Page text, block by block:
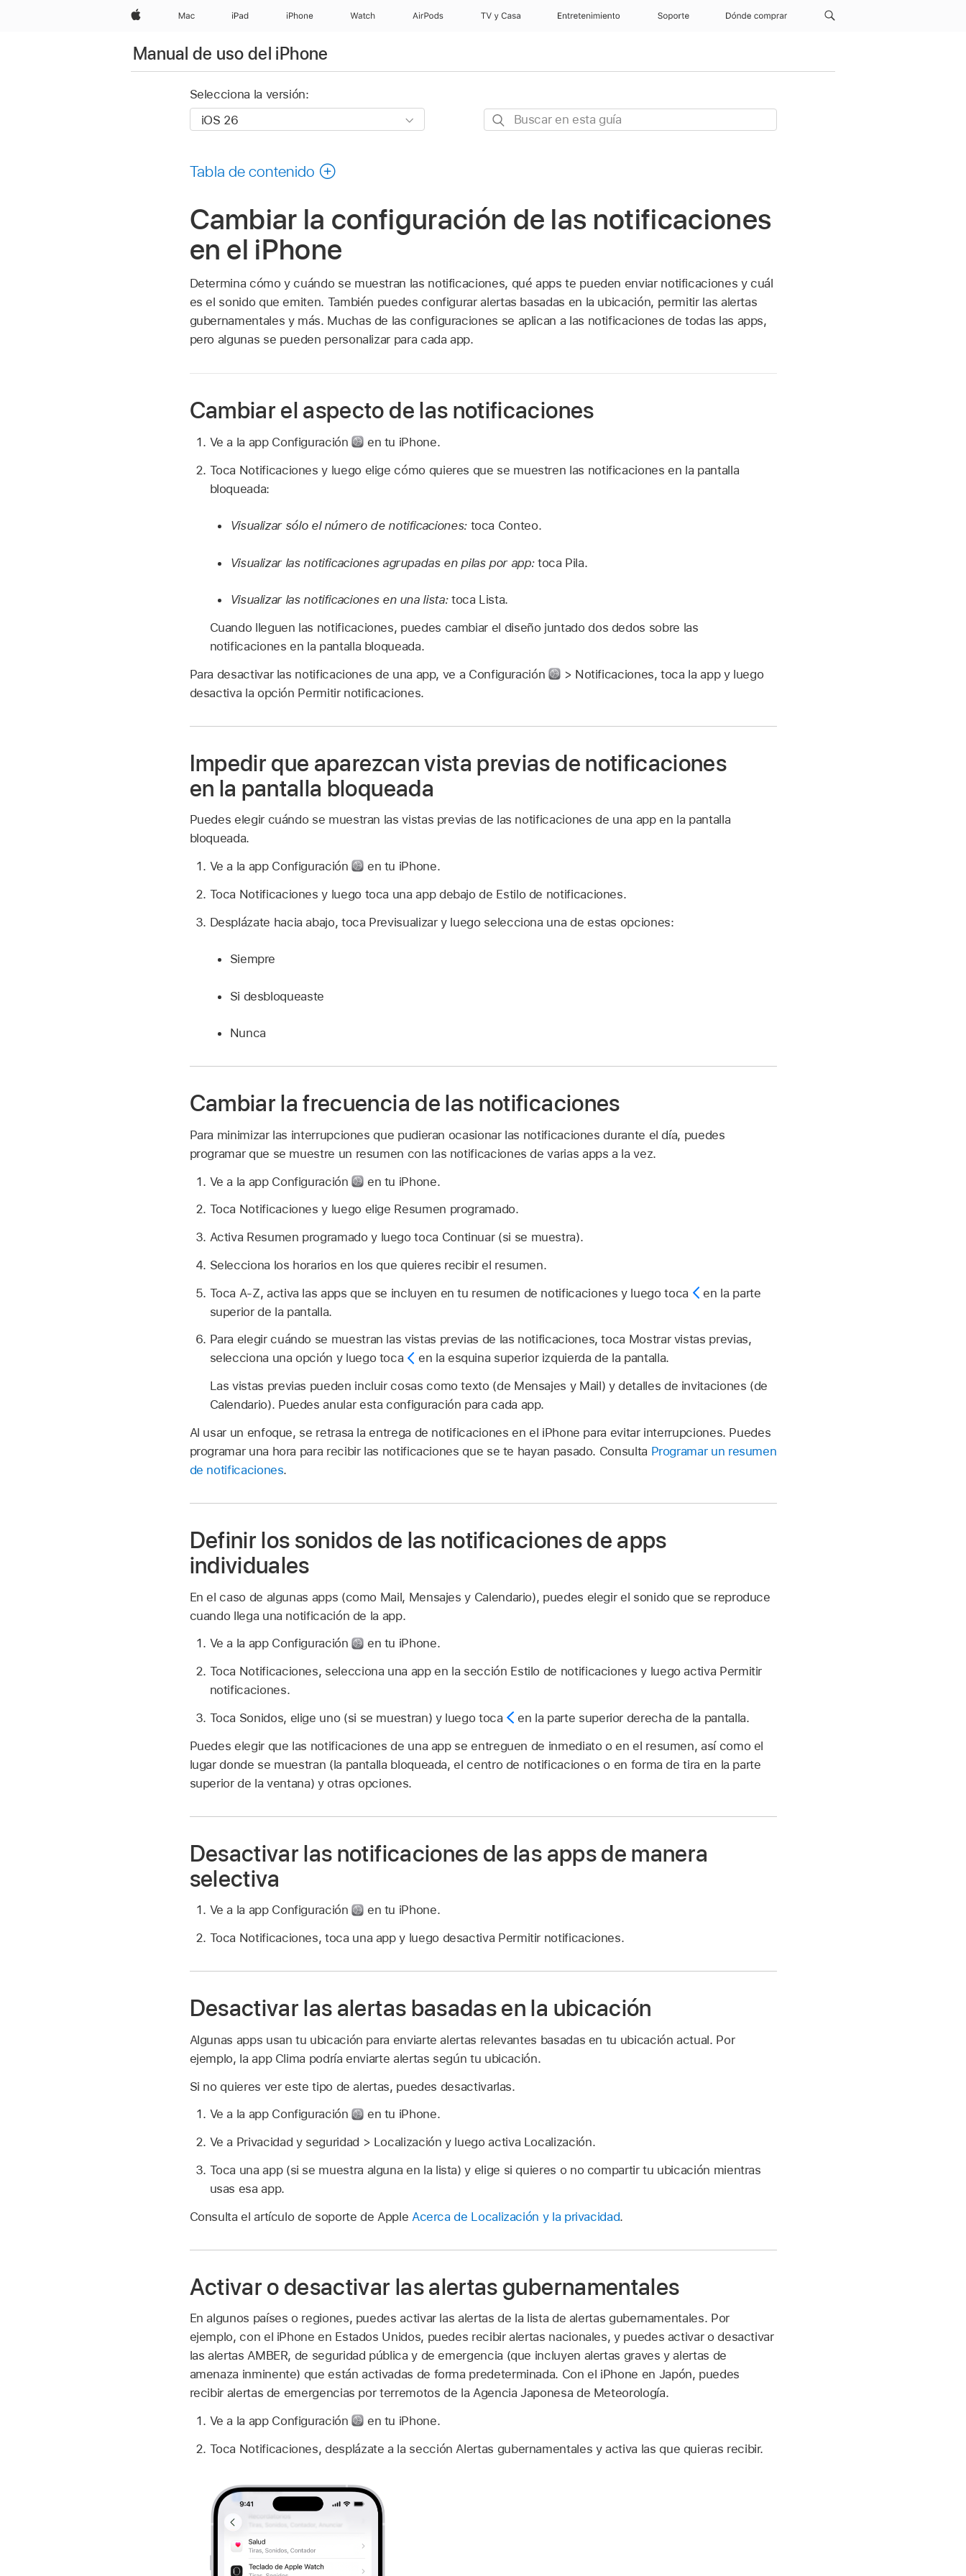
Apple Mac iPad iPhone Watch AirPods TV y Casa Entretenimiento Soporte Dónde comprar
Manual de uso del iPhone
Selecciona la versión:
Buscar
Tabla de contenido
Cambiar la configuración de las notificaciones
en el iPhone
Determina cómo y cuándo se muestran las notificaciones, qué apps te pueden enviar notificaciones y cuál
es el sonido que emiten. También puedes configurar alertas basadas en la ubicación, permitir las alertas
gubernamentales y más. Muchas de las configuraciones se aplican a las notificaciones de todas las apps,
pero algunas se pueden personalizar para cada app.
Cambiar el aspecto de las notificaciones
Ve a la app Configuración
en tu iPhone.
Toca Notificaciones y luego elige cómo quieres que se muestren las notificaciones en la pantalla
bloqueada:
Visualizar sólo el número de notificaciones:toca Conteo.
Visualizar las notificaciones agrupadas en pilas por app:toca Pila.
Visualizar las notificaciones en una lista:toca Lista.
Cuando lleguen las notificaciones, puedes cambiar el diseño juntado dos dedos sobre las
notificaciones en la pantalla bloqueada.
Para desactivar las notificaciones de una app, ve a Configuración
> Notificaciones, toca la app y luego
desactiva la opción Permitir notificaciones.
Impedir que aparezcan vista previas de notificaciones
en la pantalla bloqueada
Puedes elegir cuándo se muestran las vistas previas de las notificaciones de una app en la pantalla
bloqueada.
Ve a la app Configuración
en tu iPhone.
Toca Notificaciones y luego toca una app debajo de Estilo de notificaciones.
Desplázate hacia abajo, toca Previsualizar y luego selecciona una de estas opciones:
Siempre
Si desbloqueaste
Nunca
Cambiar la frecuencia de las notificaciones
Para minimizar las interrupciones que pudieran ocasionar las notificaciones durante el día, puedes
programar que se muestre un resumen con las notificaciones de varias apps a la vez.
Ve a la app Configuración
en tu iPhone.
Toca Notificaciones y luego elige Resumen programado.
Activa Resumen programado y luego toca Continuar (si se muestra).
Selecciona los horarios en los que quieres recibir el resumen.
Toca A-Z, activa las apps que se incluyen en tu resumen de notificaciones y luego toca
en la parte
superior de la pantalla.
Para elegir cuándo se muestran las vistas previas de las notificaciones, toca Mostrar vistas previas,
selecciona una opción y luego toca
en la esquina superior izquierda de la pantalla.
Las vistas previas pueden incluir cosas como texto (de Mensajes y Mail) y detalles de invitaciones (de
Calendario). Puedes anular esta configuración para cada app.
Al usar un enfoque, se retrasa la entrega de notificaciones en el iPhone para evitar interrupciones. Puedes
programar una hora para recibir las notificaciones que se te hayan pasado. Consulta Programar un resumen
de notificaciones.
Definir los sonidos de las notificaciones de apps
individuales
En el caso de algunas apps (como Mail, Mensajes y Calendario), puedes elegir el sonido que se reproduce
cuando llega una notificación de la app.
Ve a la app Configuración
en tu iPhone.
Toca Notificaciones, selecciona una app en la sección Estilo de notificaciones y luego activa Permitir
notificaciones.
Toca Sonidos, elige uno (si se muestran) y luego toca
en la parte superior derecha de la pantalla.
Puedes elegir que las notificaciones de una app se entreguen de inmediato o en el resumen, así como el
lugar donde se muestran (la pantalla bloqueada, el centro de notificaciones o en forma de tira en la parte
superior de la ventana) y otras opciones.
Desactivar las notificaciones de las apps de manera
selectiva
Ve a la app Configuración
en tu iPhone.
Toca Notificaciones, toca una app y luego desactiva Permitir notificaciones.
Desactivar las alertas basadas en la ubicación
Algunas apps usan tu ubicación para enviarte alertas relevantes basadas en tu ubicación actual. Por
ejemplo, la app Clima podría enviarte alertas según tu ubicación.
Si no quieres ver este tipo de alertas, puedes desactivarlas.
Ve a la app Configuración
en tu iPhone.
Ve a Privacidad y seguridad > Localización y luego activa Localización.
Toca una app (si se muestra alguna en la lista) y elige si quieres o no compartir tu ubicación mientras
usas esa app.
Consulta el artículo de soporte de Apple Acerca de Localización y la privacidad.
Activar o desactivar las alertas gubernamentales
En algunos países o regiones, puedes activar las alertas de la lista de alertas gubernamentales. Por
ejemplo, con el iPhone en Estados Unidos, puedes recibir alertas nacionales, y puedes activar o desactivar
las alertas AMBER, de seguridad pública y de emergencia (que incluyen alertas graves y alertas de
amenaza inminente) que están activadas de forma predeterminada. Con el iPhone en Japón, puedes
recibir alertas de emergencias por terremotos de la Agencia Japonesa de Meteorología.
Ve a la app Configuración
en tu iPhone.
Toca Notificaciones, desplázate a la sección Alertas gubernamentales y activa las que quieras recibir.